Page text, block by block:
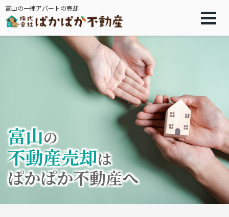
富山の一棟アパートの売却
富山の
不動産売却は
ぱかぱか不動産へ